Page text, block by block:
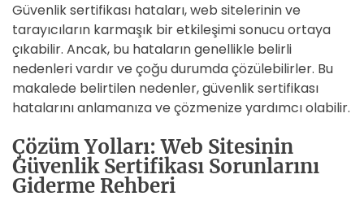
Güvenlik sertifikası hataları, web sitelerinin ve
tarayıcıların karmaşık bir etkileşimi sonucu ortaya
çıkabilir. Ancak, bu hataların genellikle belirli
nedenleri vardır ve çoğu durumda çözülebilirler. Bu
makalede belirtilen nedenler, güvenlik sertifikası
hatalarını anlamanıza ve çözmenize yardımcı olabilir.
Çözüm Yolları: Web Sitesinin
Güvenlik Sertifikası Sorunlarını
Giderme Rehberi